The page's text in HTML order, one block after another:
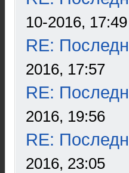
10-2016, 17:49
RE:
2016, 17:57
RE:
2016, 19:56
RE:
2016, 23:05